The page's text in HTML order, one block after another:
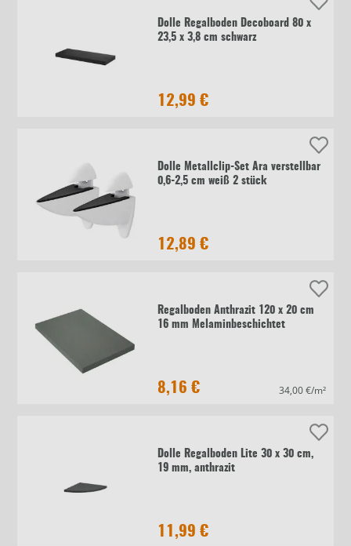
Dolle Regalboden Decoboard 80 x
23,5 x 3,8 cm schwarz
12,99 €
Dolle Metallclip-Set Ara verstellbar
0,6-2,5 cm weiß 2 stück
12,89 €
Regalboden Anthrazit 120 x 20 cm
16 mm Melaminbeschichtet
8,16 € 34,00 €/m²
Dolle Regalboden Lite 30 x 30 cm,
19 mm, anthrazit
11,99 €